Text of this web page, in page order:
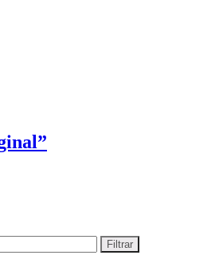
Filtrar